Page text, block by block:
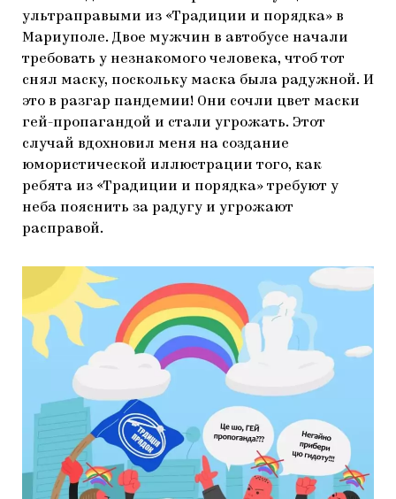
ультраправыми из «Традиции и порядка» в
Мариуполе. Двое мужчин в автобусе начали
требовать у незнакомого человека, чтоб тот
снял маску, поскольку маска была радужной. И
это в разгар пандемии! Они сочли цвет маски
гей-пропагандой и стали угрожать. Этот
случай вдохновил меня на создание
юмористической иллюстрации того, как
ребята из «Традиции и порядка» требуют у
неба пояснить за радугу и угрожают
расправой.